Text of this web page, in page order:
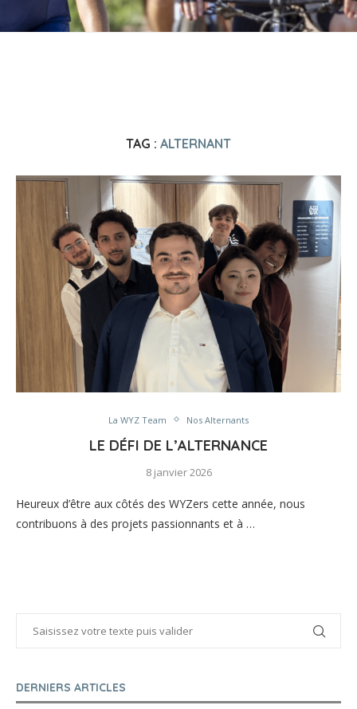
TAG : ALTERNANT
La WYZ Team Nos Alternants
LE DÉFI DE L’ALTERNANCE
8 janvier 2026
Heureux d’être aux côtés des WYZers cette année, nous
contribuons à des projets passionnants et à …
DERNIERS ARTICLES